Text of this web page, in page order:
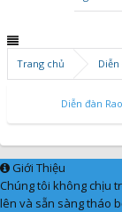
Trang chủ Diễn
Diễn đàn
Giới Thiệu
Chúng tôi không chịu
lên và sẵn sàng tháo